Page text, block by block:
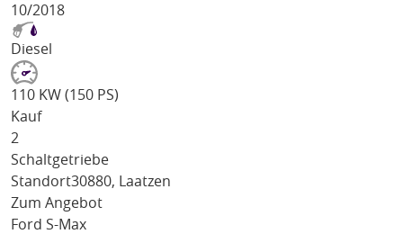
10/2018
Diesel
110 KW (150 PS)
Kauf
2
Schaltgetriebe
Standort30880, Laatzen
Zum Angebot
Ford S-Max